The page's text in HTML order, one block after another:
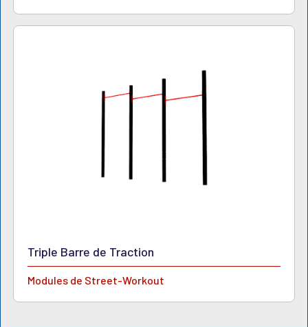
Triple Barre de Traction
Modules de Street-Workout